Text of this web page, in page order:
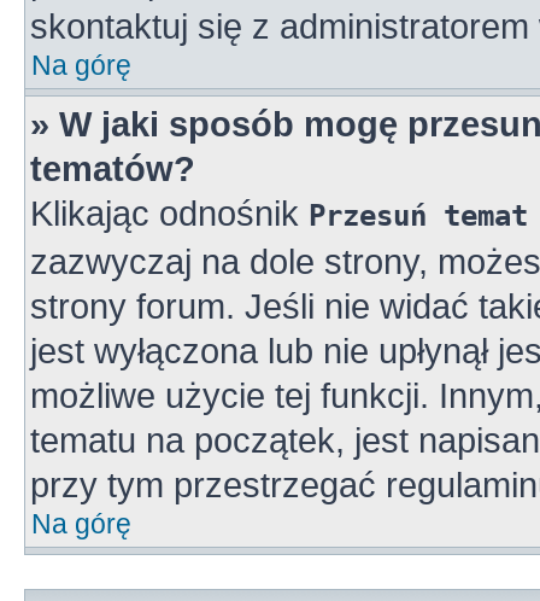
skontaktuj się z administratorem
Na górę
» W jaki sposób mogę
tematów?
Klikając odnośnik Przesuń
zazwyczaj na dole strony,
strony forum. Jeśli nie widać
jest wyłączona lub nie upłynął
możliwe użycie tej funkcji.
tematu na początek, jest
przy tym przestrzegać
Na górę